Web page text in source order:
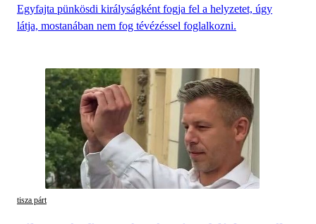
Egyfajta pünkösdi királyságként fogja fel a helyzetet, úgy
látja, mostanában nem fog tévézéssel foglalkozni.
tisza párt